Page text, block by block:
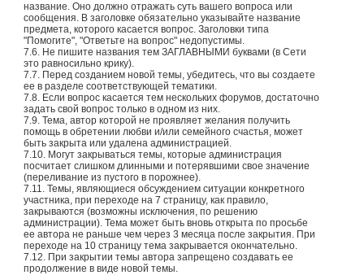
название. Оно должно отражать суть вашего вопроса или
сообщения. В заголовке обязательно указывайте название
предмета, которого касается вопрос. Заголовки типа
"Помогите", "Ответьте на вопрос" недопустимы.
7.6. Не пишите названия тем ЗАГЛАВНЫМИ буквами (в Сети
это равносильно крику).
7.7. Перед созданием новой темы, убедитесь, что вы создаете
ее в разделе соответствующей тематики.
7.8. Если вопрос касается тем нескольких форумов, достаточно
задать свой вопрос только в одном из них.
7.9. Тема, автор которой не проявляет желания получить
помощь в обретении любви и/или семейного счастья, может
быть закрыта или удалена администрацией.
7.10. Могут закрываться темы, которые администрация
посчитает слишком длинными и потерявшими свое значение
(переливание из пустого в порожнее).
7.11. Темы, являющиеся обсуждением ситуации конкретного
участника, при переходе на 7 страницу, как правило,
закрываются (возможны исключения, по решению
администрации). Тема может быть вновь открыта по просьбе
ее автора не раньше чем через 3 месяца после закрытия. При
переходе на 10 страницу тема закрывается окончательно.
7.12. При закрытии темы автора запрещено создавать ее
продолжение в виде новой темы.